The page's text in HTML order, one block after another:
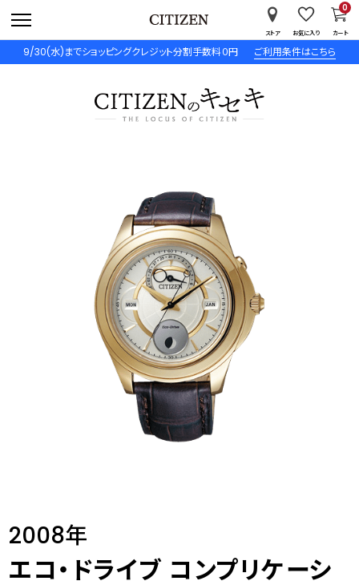
9/30(水)までショッピングクレジット分割手数料０円 ご利用条件はこちら
ストア お気に入り カート
0
2008年
エコ・ドライブ コンプリケーシ